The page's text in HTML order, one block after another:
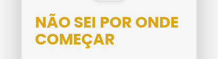
NÃO SEI POR ONDE
COMEÇAR